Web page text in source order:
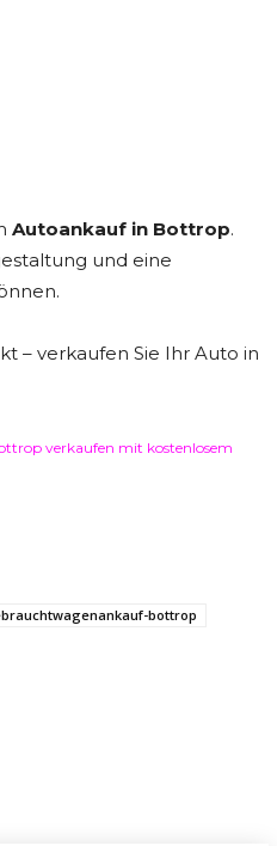
Autoankauf in Bottrop.
und eine
– verkaufen Sie Ihr Auto in
verkaufen mit kostenlosem
bottrop